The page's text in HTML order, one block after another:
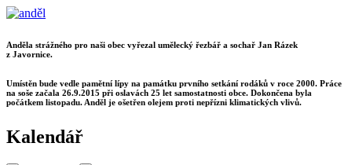
Anděla strážného pro naši obec vyřezal umělecký řezbář a sochař Jan Rázek
z Javornice.
Umístěn bude vedle pamětní lípy na památku prvního setkání rodáků v roce 2000. Práce
na soše začala 26.9.2015 při oslavách 25 let samostatnosti obce. Dokončena byla
počátkem listopadu. Anděl je ošetřen olejem proti nepřízni klimatických vlivů.
Kalendář